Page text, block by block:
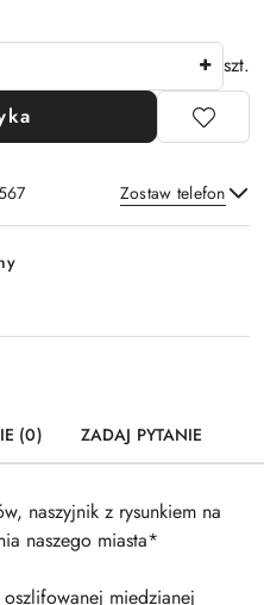
szt.
Zostaw telefon
(0) ZADAJ PYTANIE
naszyjnik z rysunkiem na
naszego miasta*
miedzianej